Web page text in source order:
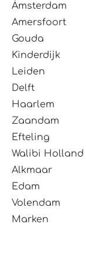
Ámsterdam
Amersfoort
Gouda
Kinderdijk
Leiden
Delft
Haarlem
Zaandam
Efteling
Walibi Holland
Alkmaar
Edam
Volendam
Marken